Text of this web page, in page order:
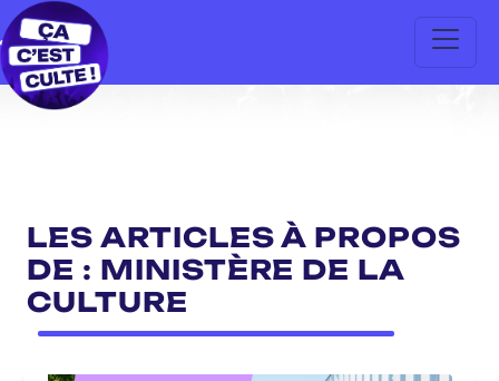
LES ARTICLES À PROPOS
DE : MINISTÈRE DE LA
CULTURE